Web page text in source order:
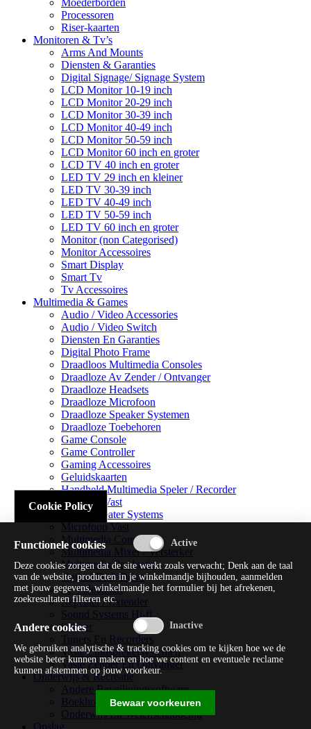
Moederborden
Processoren
Riser-kaarten
Monitoren & Tv’s
Arms And Mounts
Diensten & Garanties
Digital Signage/ Signage System
LCD Monitor 10-19 inch
LCD Monitor 20-29 inch
LCD Monitor 30-39 inch
LCD Monitor 40-49 inch
LCD Monitor 50-59 inch
LCD Monitor 60 inch en groter
LCD TV 40 inch en groter
LED TV 29 inch en kleiner
LED TV 30-39 inch
LED TV 40-49 inch
LED TV 50-59 inch
LED TV 60 inch en groter
Monitor (non Categorised)
Monitor Accessoires
Smart Display
Smart Tv
Tv Accessoires
Multimedia & Games
Audio / Video Accessories
Audio / Video Switch
Diensten En Garanties
Digital Photo Frame
Draadloos Multimedia Consoles
Draadloze Av Zender / Ontvanger
Draadloze Headsets
Draadloze Microfoon
Draadloze Speaker Systemen
Draadloze Toebehoren
Game Console
Game Controller
Gaming Accessoires
Geluidskaarten
Handheld Multimedia Speler / Recorder
Headsets Vast
Home Theater Systems
Microfoon Vast
Multimedia Consoles
Multimedia Mixer / Versterker
Multimedia Productie
Optical Disk Drive
Pc Videokaart
Repeater / Extender
Sound Systems Hi-fi
Splitter
Tuners En Recorders
Vaste Luidsprekersystemen
Vaste Zender En Ontvanger
Onderwijs & Recreatie
Andere Beveiligingssoftware
Boekhouding / Financiën
Onderwijs En Wetenschappelijk
Cookie Policy
Functionele cookies
Deze cookies zorgen dat de site werkt zoals verwacht; Denk aan de taal
van de website, producten in je winkelmandje bijhouden, aanmelden
met jouw gegevens, winkelmandje het formulier bij het afrekenen,
zoekresultaten filteren etc.
Andere cookies
We gebruiken analytische & tracking cookies om te kijken hoe we de
website beter kunnen maken en hoe we content en eventuele reclame
kunnen afstemmen op jouw voorkeur.
Bewaar voorkeuren